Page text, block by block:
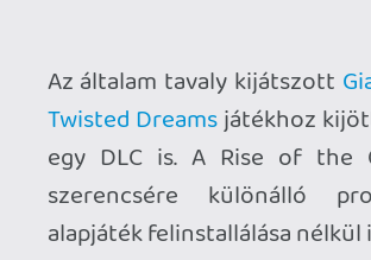
vergődünk át 6 pályán, hogy a 7. szinten
fenéken billentsük a címbeli főbaglyot. A
játékmenet továbbra is oldalnézetes
platformer, aminél a főhősnő külsejének
váltakozásával a világ is együtt változik
álom és rémálom desing között. Új
mozdulatot nem kaptunk, ellenben a